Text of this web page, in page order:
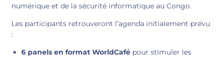
numérique et de la sécurité informatique au Congo.
Les participants retrouveront l’agenda initialement prévu
:
6 panels en format WorldCafé pour stimuler les